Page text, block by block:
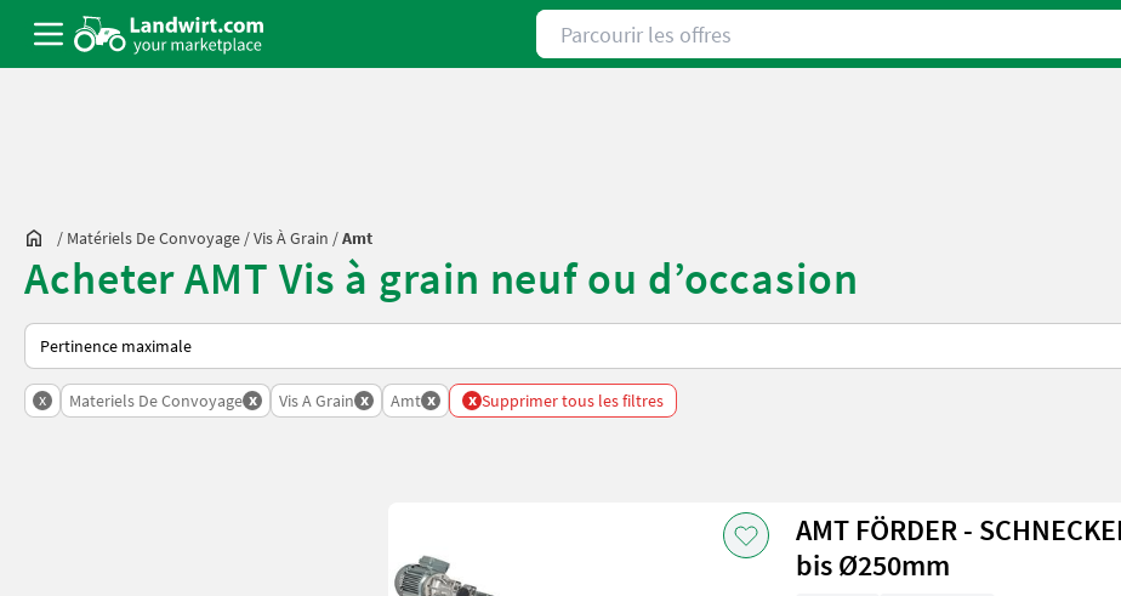
Parcourir les offres
/ Matériels De Convoyage /Vis À Grain /Amt
Acheter AMT Vis à grain neuf ou d’occasion
Voici comment les annonces sont triées sur Landwirt.com
x Materiels De Convoyage x Vis A Grain x Amt x x Supprimer tous les filtres
AMT FÖRDER -
bis Ø250mm